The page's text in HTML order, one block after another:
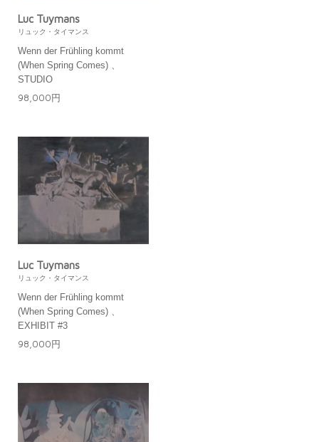
Luc Tuymans
リュック・タイマンス
Wenn der Frühling kommt
(When Spring Comes) 、
STUDIO
98,000円
Luc Tuymans
リュック・タイマンス
Wenn der Frühling kommt
(When Spring Comes) 、
EXHIBIT #3
98,000円